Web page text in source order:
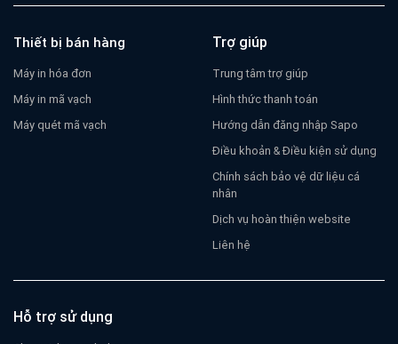
Thiết bị bán hàng
Máy in hóa đơn
Máy in mã vạch
Máy quét mã vạch
Trợ giúp
Trung tâm trợ giúp
Hình thức thanh toán
Hướng dẫn đăng nhập Sapo
Điều khoản & Điều kiện sử dụng
Chính sách bảo vệ dữ liệu cá
nhân
Dịch vụ hoàn thiện website
Liên hệ
Hỗ trợ sử dụng